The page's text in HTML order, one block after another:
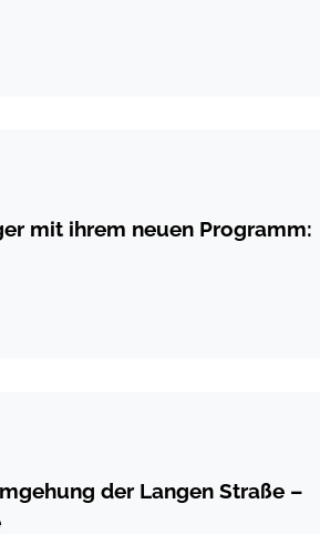
mit ihrem neuen Programm:
der Langen Straße –